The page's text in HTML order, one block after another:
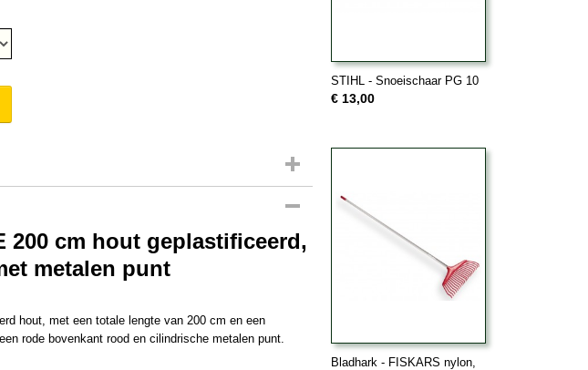
960900
200 x 0 x 0 cm
200 cm hout geplastificeerd,
metalen punt
hout, met een totale lengte van 200 cm en een
rode bovenkant rood en cilindrische metalen punt.
STIHL - Snoeischaar PG 10
€ 13,00
Bladhark - FISKARS nylon,